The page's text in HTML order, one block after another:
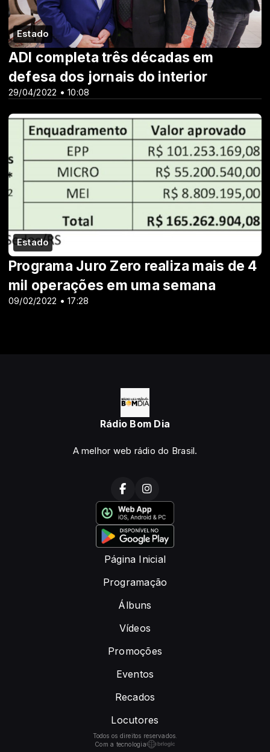
Estado
29/04/2022 • 10:08
ADI completa três décadas em
defesa dos jornais do interior
Estado
09/02/2022 • 17:28
Programa Juro Zero realiza mais de 4
mil operações em uma semana
Rádio Bom Dia
A melhor web rádio do Brasil.
Página Inicial
Programação
Álbuns
Vídeos
Promoções
Eventos
Recados
Locutores
Todos os direitos reservados.
Com a tecnologia